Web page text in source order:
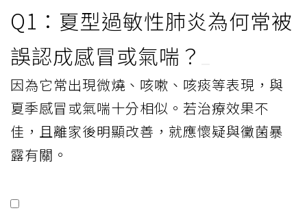
Q1：夏型過敏性肺炎為何常被
誤認成感冒或氣喘？
因為它常出現微燒、咳嗽、咳痰等表現，與
夏季感冒或氣喘十分相似。若治療效果不
佳，且離家後明顯改善，就應懷疑與黴菌暴
露有關。